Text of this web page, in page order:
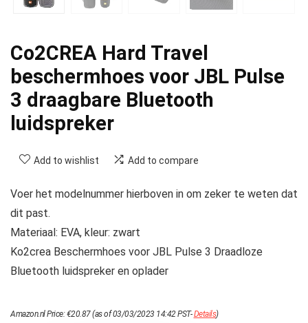
Co2CREA Hard Travel
beschermhoes voor JBL Pulse
3 draagbare Bluetooth
luidspreker
Add to wishlist Add to compare
Voer het modelnummer hierboven in om zeker te weten dat
dit past.
Materiaal: EVA, kleur: zwart
Ko2crea Beschermhoes voor JBL Pulse 3 Draadloze
Bluetooth luidspreker en oplader
Amazon.nl Price:€20.87(as of 03/03/2023 14:42 PST-Details)